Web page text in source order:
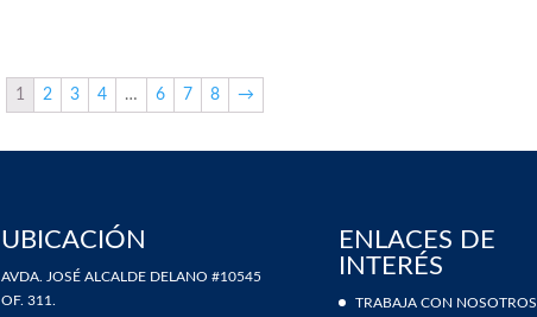
1 2 3 4 … 6 7 8 →
UBICACIÓN
AVDA. JOSÉ ALCALDE DELANO #10545
OF. 311.
ENLACES DE
INTERÉS
TRABAJA CON NOSOTROS